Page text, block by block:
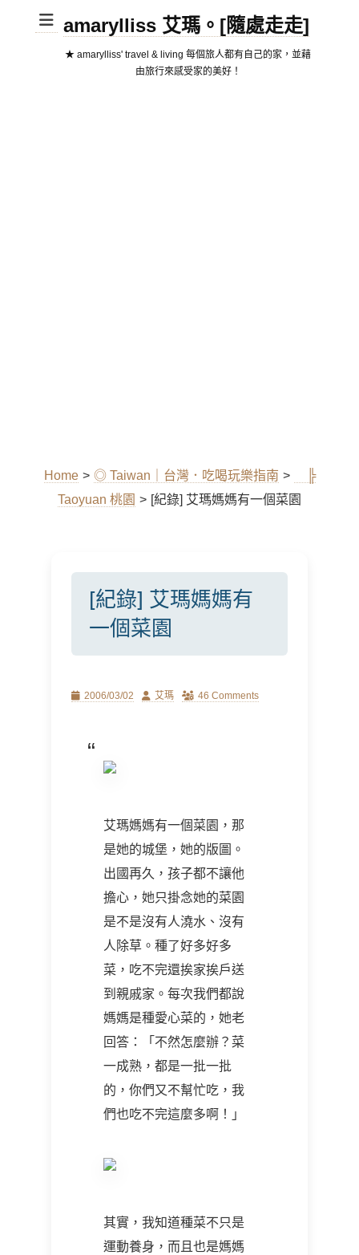
amarylliss 艾瑪。[隨處走走]
★ amarylliss' travel & living 每個旅人都有自己的家，並藉
由旅行來感受家的美好！
Home > ◎ Taiwan｜台灣．吃喝玩樂指南 >
╠
Taoyuan 桃園 > [紀錄] 艾瑪媽媽有一個菜園
[紀錄] 艾瑪媽媽有
一個菜園
Posted
2006/03/02 Author
艾瑪 46 Comments
艾瑪媽媽有一個菜園，那
是她的城堡，她的版圖。
出國再久，孩子都不讓他
擔心，她只掛念她的菜園
是不是沒有人澆水、沒有
人除草。種了好多好多
菜，吃不完還挨家挨戶送
到親戚家。每次我們都說
媽媽是種愛心菜的，她老
回答：「不然怎麼辦？菜
一成熟，都是一批一批
的，你們又不幫忙吃，我
們也吃不完這麼多啊！」
其實，我知道種菜不只是
運動養身，而且也是媽媽